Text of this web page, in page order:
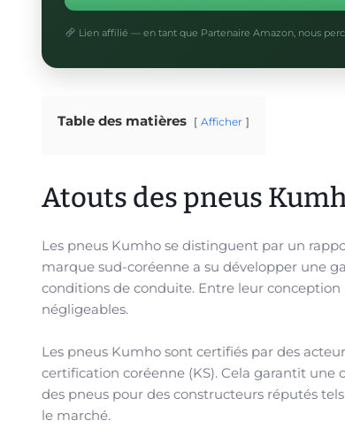
Lien affilié — en tant que Partenaire Amazon, nous
Table des matières Afficher
Atouts des pneus
Les pneus Kumho se distinguent par un
marque sud-coréenne a su développer une
conditions de conduite. Entre leur
négligeables.
Les pneus Kumho sont certifiés par des
certification coréenne (KS). Cela garantit
des pneus pour des constructeurs réputés
le marché.